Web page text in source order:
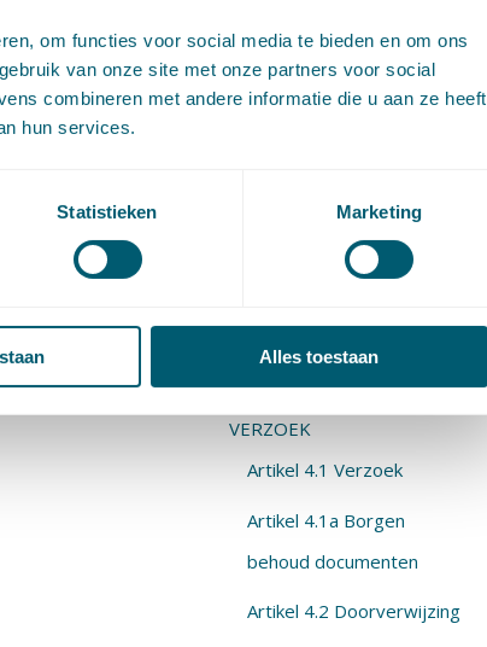
om functies voor social media te bieden en om ons
van onze site met onze partners voor social
combineren met andere informatie die u aan ze heeft
hun services.
Statistieken Marketing
Alles toestaan
Artikel 3.3b
algemeen belang
HOOFDSTUK 4.
OPENBAARMAKING OP
VERZOEK
Artikel 4.1 Verzoek
Artikel 4.1a Borgen
behoud documenten
Artikel 4.2 Doorverwijzing